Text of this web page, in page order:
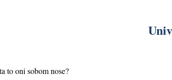
to oni sobom nose?